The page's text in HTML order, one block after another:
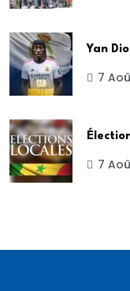
Yan
7
7